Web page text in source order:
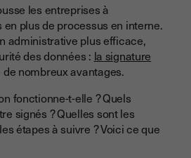
et signature manuscrite, quelles
on signer avec cette méthode ?
signatures électroniques
simple
avancée
qualifiée
les entreprises à
plus de processus en interne.
administrative plus efficace,
des données : la signature
nombreux avantages.
fonctionne-t-elle ? Quels
signés ? Quelles sont les
étapes à suivre ? Voici ce que